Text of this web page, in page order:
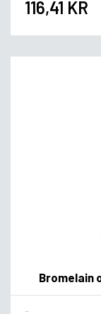
116,41 KR
Bromelain